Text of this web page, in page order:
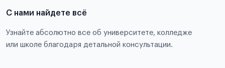
С нами найдете всё
Узнайте абсолютно все об университете, колледже
или школе благодаря детальной консультации.